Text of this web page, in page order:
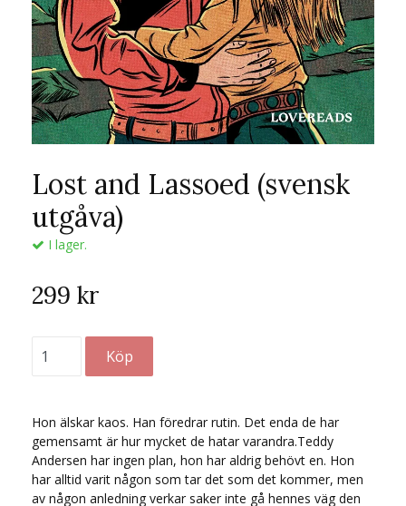
Lost and Lassoed (svensk
utgåva)
I lager.
299 kr
Hon älskar kaos. Han föredrar rutin. Det enda de har
gemensamt är hur mycket de hatar varandra.Teddy
Andersen har ingen plan, hon har aldrig behövt en. Hon
har alltid varit någon som tar det som det kommer, men
av någon anledning verkar saker inte gå hennes väg den